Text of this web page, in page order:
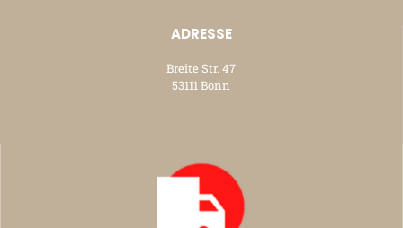
ADRESSE
Breite Str. 47
53111 Bonn